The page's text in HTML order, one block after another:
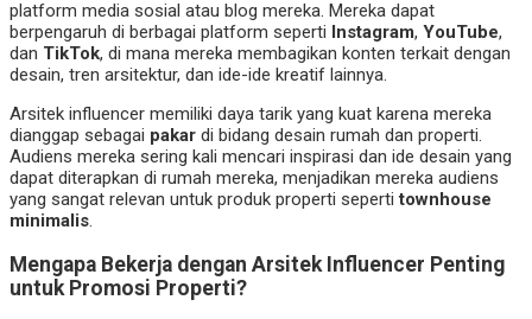
platform media sosial atau blog mereka. Mereka dapat
berpengaruh di berbagai platform seperti Instagram, YouTube,
dan TikTok, di mana mereka membagikan konten terkait dengan
desain, tren arsitektur, dan ide-ide kreatif lainnya.
Arsitek influencer memiliki daya tarik yang kuat karena mereka
dianggap sebagai pakar di bidang desain rumah dan properti.
Audiens mereka sering kali mencari inspirasi dan ide desain yang
dapat diterapkan di rumah mereka, menjadikan mereka audiens
yang sangat relevan untuk produk properti sepertitownhouse
minimalis.
Mengapa Bekerja dengan Arsitek Influencer Penting
untuk Promosi Properti?